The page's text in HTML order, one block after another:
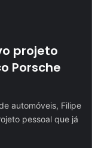
projeto
Porsche
automóveis, Filipe
pessoal que já